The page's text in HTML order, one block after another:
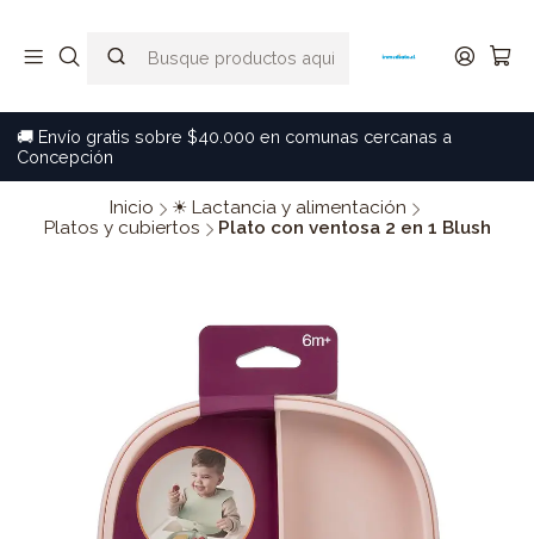
🚚 Envío gratis sobre $40.000 en comunas cercanas a
Concepción
Inicio
☀ Lactancia y alimentación
Platos y cubiertos
Plato con ventosa 2 en 1 Blush